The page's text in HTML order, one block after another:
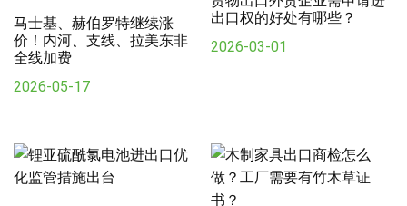
马士基、赫伯罗特继续涨
价！内河、支线、拉美东非
全线加费
2026-05-17
出口权的好处有哪些？
2026-03-01